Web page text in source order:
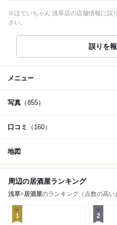
※ほていちゃん 浅草店の店舗情報に誤
さい。
誤りを
メニュー
写真 （855）
口コミ （160）
地図
周辺の居酒屋ランキング
浅草×居酒屋のランキング（点数の高い
1 2